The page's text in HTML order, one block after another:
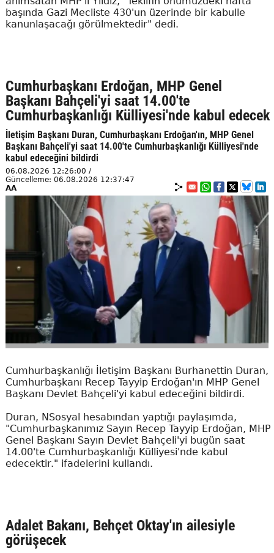
başında Gazi Mecliste 430'un üzerinde bir kabulle
kanunlaşacağı görülmektedir" dedi.
Cumhurbaşkanı Erdoğan, MHP Genel
Başkanı Bahçeli'yi saat 14.00'te
Cumhurbaşkanlığı Külliyesi'nde kabul edecek
İletişim Başkanı Duran, Cumhurbaşkanı Erdoğan'ın, MHP Genel
Başkanı Bahçeli'yi saat 14.00'te Cumhurbaşkanlığı Külliyesi'nde
kabul edeceğini bildirdi
06.08.2026 12:26:00 /
Güncelleme: 06.08.2026 12:37:47
AA
Cumhurbaşkanlığı İletişim Başkanı Burhanettin Duran,
Cumhurbaşkanı Recep Tayyip Erdoğan'ın MHP Genel
Başkanı Devlet Bahçeli'yi kabul edeceğini bildirdi.
Duran, NSosyal hesabından yaptığı paylaşımda,
"Cumhurbaşkanımız Sayın Recep Tayyip Erdoğan, MHP
Genel Başkanı Sayın Devlet Bahçeli'yi bugün saat
14.00'te Cumhurbaşkanlığı Külliyesi'nde kabul
edecektir." ifadelerini kullandı.
Adalet Bakanı, Behçet Oktay'ın ailesiyle
görüşecek